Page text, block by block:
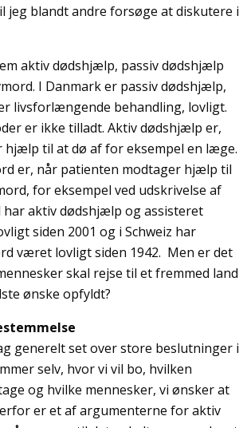
jeg blandt andre forsøge at diskutere i
aktiv dødshjælp, passiv dødshjælp
I Danmark er passiv dødshjælp,
livsforlængende behandling, lovligt.
er ikke tilladt. Aktiv dødshjælp er,
hjælp til at dø af for eksempel en læge.
er, når patienten modtager hjælp til
for eksempel ved udskrivelse af
har aktiv dødshjælp og assisteret
siden 2001 og i Schweiz har
været lovligt siden 1942. Men er det
skal rejse til et fremmed land
ønske opfyldt?
generelt set over store beslutninger i
selv, hvor vi vil bo, hvilken
og hvilke mennesker, vi ønsker at
er et af argumenterne for aktiv